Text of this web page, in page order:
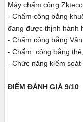
Máy chấm công
- Chấm công bằng
đang được thịnh hành
- Chấm công bằng
- Chấm công bằng thẻ,
- Chức năng kiểm
ĐIỂM ĐÁNH GIÁ 9/10